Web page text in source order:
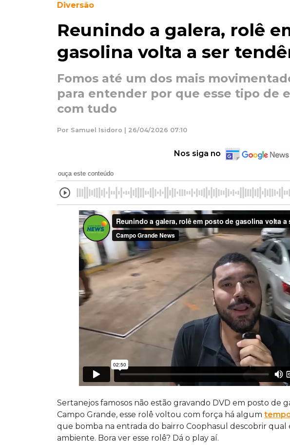
Diversão
Reunindo a galera, rolê
gasolina volta a ser
Fomos até um dos mais
para entender por que esse tipo de
com tudo
Por Samuel Isidoro | 26/04/2026 07:10
Nos siga no
ouça este conteúdo
Sertanejos famosos não estão gravando DVD em posto de
Campo Grande, esse rolê voltou com força há algum
que bomba na entrada do bairro Coophasul descobrir qual
ambiente. Bora ver esse rolê? Dá o play aí.